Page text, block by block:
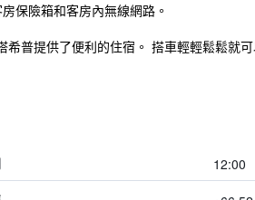
保險箱和客房內無線網路。
普提供了便利的住宿。 搭車輕輕鬆鬆就
12:00